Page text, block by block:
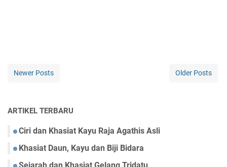
Newer Posts Older Posts
ARTIKEL TERBARU
Ciri dan Khasiat Kayu Raja Agathis Asli
Khasiat Daun, Kayu dan Biji Bidara